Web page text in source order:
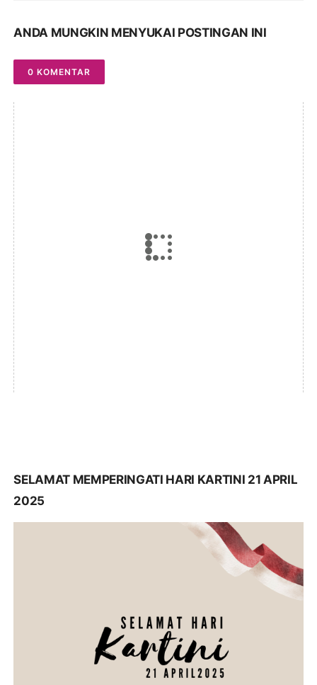
ANDA MUNGKIN MENYUKAI POSTINGAN INI
0 KOMENTAR
SELAMAT MEMPERINGATI HARI KARTINI 21 APRIL
2025